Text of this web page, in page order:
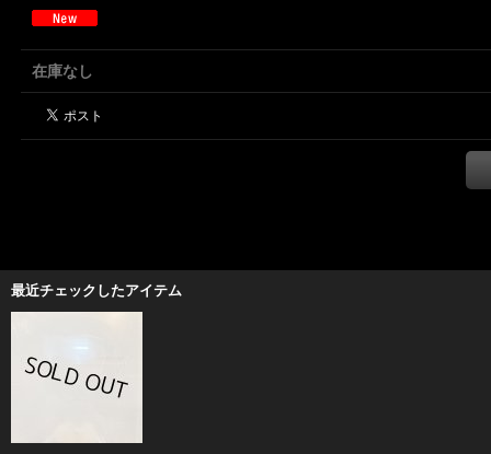
在庫なし
最近チェックしたアイテム